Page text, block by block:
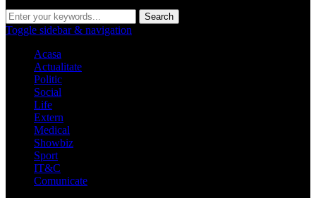
Toggle sidebar & navigation
Acasa
Actualitate
Politic
Social
Life
Extern
Medical
Showbiz
Sport
IT&C
Comunicate